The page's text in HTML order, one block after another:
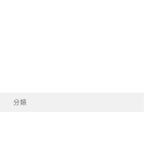
分類